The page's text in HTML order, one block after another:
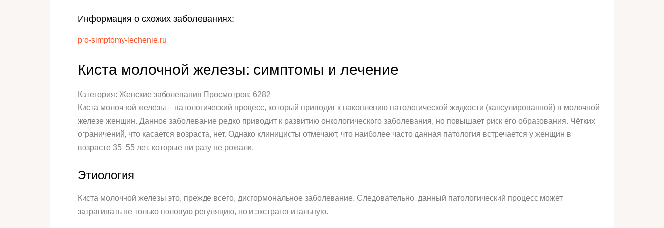
Информация о схожих заболеваниях:
pro-simptomy-lechenie.ru
Киста молочной железы: симптомы и лечение
Категория: Женские заболевания Просмотров: 6282
Киста молочной железы – патологический процесс, который приводит к накоплению патологической жидкости (капсулированной) в молочной
железе женщин. Данное заболевание редко приводит к развитию онкологического заболевания, но повышает риск его образования. Чётких
ограничений, что касается возраста, нет. Однако клиницисты отмечают, что наиболее часто данная патология встречается у женщин в
возрасте 35–55 лет, которые ни разу не рожали.
Этиология
Киста молочной железы это, прежде всего, дисгормональное заболевание. Следовательно, данный патологический процесс может
затрагивать не только половую регуляцию, но и экстрагенитальную.